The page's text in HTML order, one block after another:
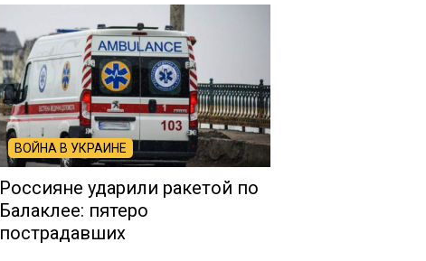
ВОЙНА В УКРАИНЕ
Россияне ударили ракетой по
Балаклее: пятеро
пострадавших